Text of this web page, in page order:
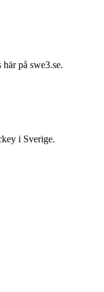
på swe3.se.
i Sverige.